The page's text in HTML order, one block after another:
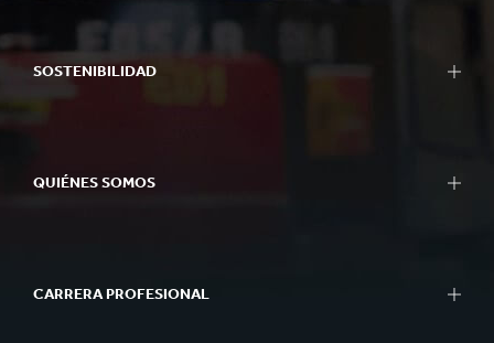
SOSTENIBILIDAD
QUIÉNES SOMOS
CARRERA PROFESIONAL